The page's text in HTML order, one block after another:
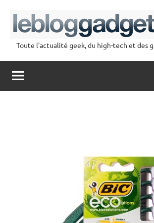
contenu
lebloggadget
Toute l'actualité geek, du high-tech et des